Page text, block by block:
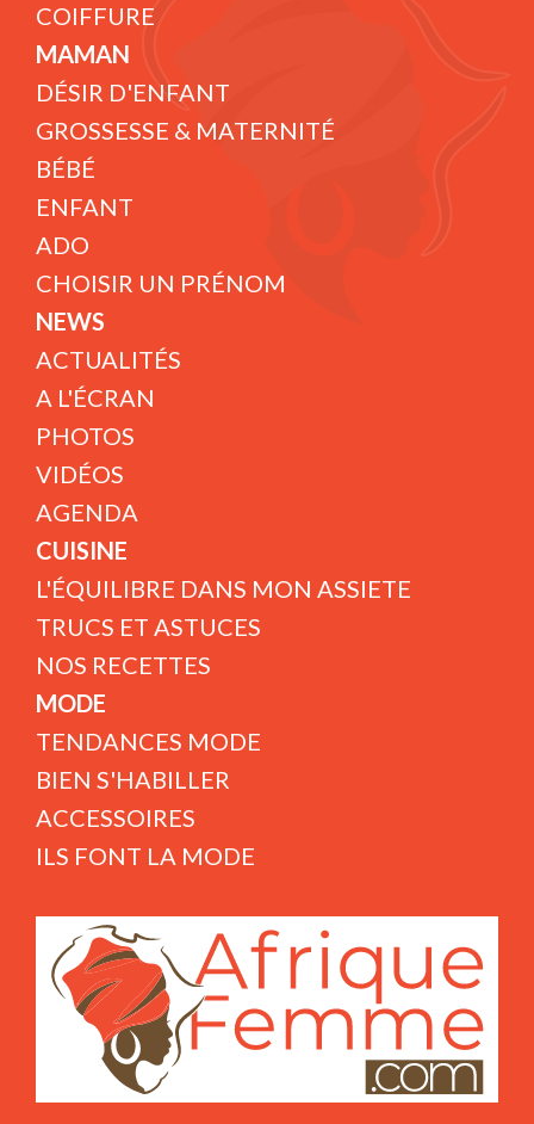
COIFFURE
MAMAN
DÉSIR D'ENFANT
GROSSESSE & MATERNITÉ
BÉBÉ
ENFANT
ADO
CHOISIR UN PRÉNOM
NEWS
ACTUALITÉS
A L'ÉCRAN
PHOTOS
VIDÉOS
AGENDA
CUISINE
L'ÉQUILIBRE DANS MON ASSIETE
TRUCS ET ASTUCES
NOS RECETTES
MODE
TENDANCES MODE
BIEN S'HABILLER
ACCESSOIRES
ILS FONT LA MODE